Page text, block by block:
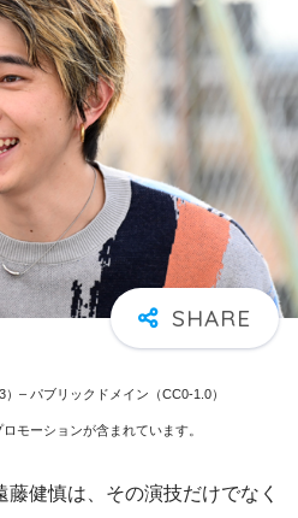
– パブリックドメイン（CC0-1.0）
モーションが含まれています。
健慎は、その演技だけでなく